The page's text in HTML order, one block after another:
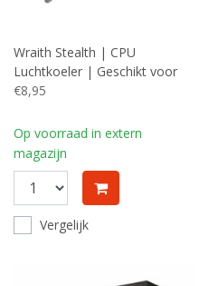
Wraith Stealth | CPU
Luchtkoeler | Geschikt voor
AM4 | Compact
€8,95
Op voorraad in extern
magazijn
Vergelijk